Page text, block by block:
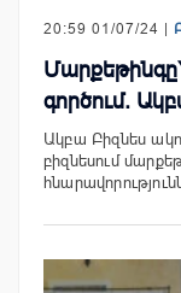
20:59 01/07/24 |
գործում.
Ակբա Բիզնես
բիզնեսում